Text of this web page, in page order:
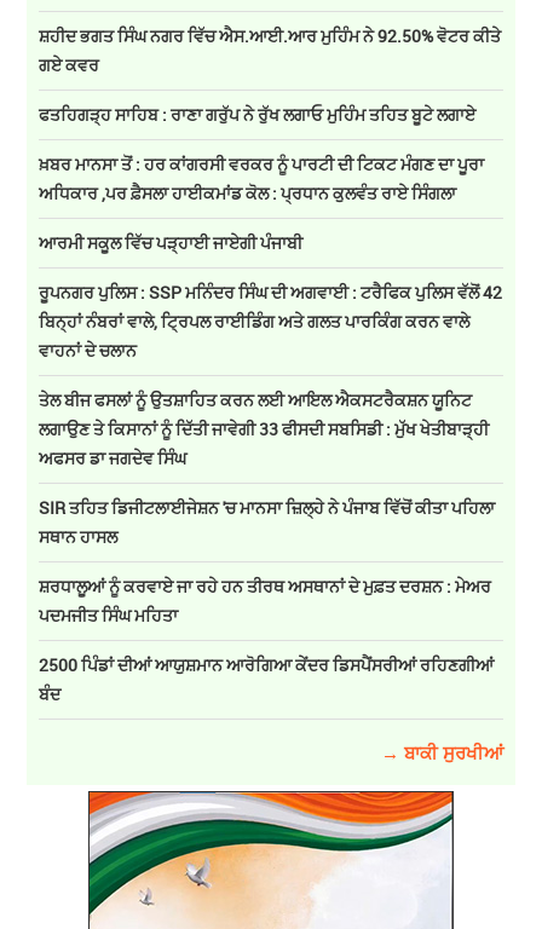
ਸ਼ਹੀਦ ਭਗਤ ਸਿੰਘ ਨਗਰ ਵਿੱਚ ਐਸ.ਆਈ.ਆਰ ਮੁਹਿੰਮ ਨੇ 92.50% ਵੋਟਰ ਕੀਤੇ
ਗਏ ਕਵਰ
ਫਤਹਿਗੜ੍ਹ ਸਾਹਿਬ : ਰਾਣਾ ਗਰੁੱਪ ਨੇ ਰੁੱਖ ਲਗਾਓ ਮੁਹਿੰਮ ਤਹਿਤ ਬੂਟੇ ਲਗਾਏ
ਖ਼ਬਰ ਮਾਨਸਾ ਤੋਂ : ਹਰ ਕਾਂਗਰਸੀ ਵਰਕਰ ਨੂੰ ਪਾਰਟੀ ਦੀ ਟਿਕਟ ਮੰਗਣ ਦਾ ਪੂਰਾ
ਅਧਿਕਾਰ ,ਪਰ ਫ਼ੈਸਲਾ ਹਾਈਕਮਾਂਡ ਕੋਲ : ਪ੍ਰਧਾਨ ਕੁਲਵੰਤ ਰਾਏ ਸਿੰਗਲਾ
ਆਰਮੀ ਸਕੂਲ ਵਿੱਚ ਪੜ੍ਹਾਈ ਜਾਏਗੀ ਪੰਜਾਬੀ
ਰੂਪਨਗਰ ਪੁਲਿਸ : SSP ਮਨਿੰਦਰ ਸਿੰਘ ਦੀ ਅਗਵਾਈ : ਟਰੈਫਿਕ ਪੁਲਿਸ ਵੱਲੋਂ 42
ਬਿਨ੍ਹਾਂ ਨੰਬਰਾਂ ਵਾਲੇ, ਟ੍ਰਿਪਲ ਰਾਈਡਿੰਗ ਅਤੇ ਗਲਤ ਪਾਰਕਿੰਗ ਕਰਨ ਵਾਲੇ
ਵਾਹਨਾਂ ਦੇ ਚਲਾਨ
ਤੇਲ ਬੀਜ ਫਸਲਾਂ ਨੂੰ ਉਤਸ਼ਾਹਿਤ ਕਰਨ ਲਈ ਆਇਲ ਐਕਸਟਰੈਕਸ਼ਨ ਯੂਨਿਟ
ਲਗਾਉਣ ਤੇ ਕਿਸਾਨਾਂ ਨੂੰ ਦਿੱਤੀ ਜਾਵੇਗੀ 33 ਫੀਸਦੀ ਸਬਸਿਡੀ : ਮੁੱਖ ਖੇਤੀਬਾੜ੍ਹੀ
ਅਫਸਰ ਡਾ ਜਗਦੇਵ ਸਿੰਘ
SIR ਤਹਿਤ ਡਿਜੀਟਲਾਈਜੇਸ਼ਨ 'ਚ ਮਾਨਸਾ ਜ਼ਿਲ੍ਹੇ ਨੇ ਪੰਜਾਬ ਵਿੱਚੋਂ ਕੀਤਾ ਪਹਿਲਾ
ਸਥਾਨ ਹਾਸਲ
ਸ਼ਰਧਾਲੂਆਂ ਨੂੰ ਕਰਵਾਏ ਜਾ ਰਹੇ ਹਨ ਤੀਰਥ ਅਸਥਾਨਾਂ ਦੇ ਮੁਫ਼ਤ ਦਰਸ਼ਨ : ਮੇਅਰ
ਪਦਮਜੀਤ ਸਿੰਘ ਮਹਿਤਾ
2500 ਪਿੰਡਾਂ ਦੀਆਂ ਆਯੁਸ਼ਮਾਨ ਆਰੋਗਿਆ ਕੇਂਦਰ ਡਿਸਪੈਂਸਰੀਆਂ ਰਹਿਣਗੀਆਂ
ਬੰਦ
→ ਬਾਕੀ ਸੁਰਖੀਆਂ